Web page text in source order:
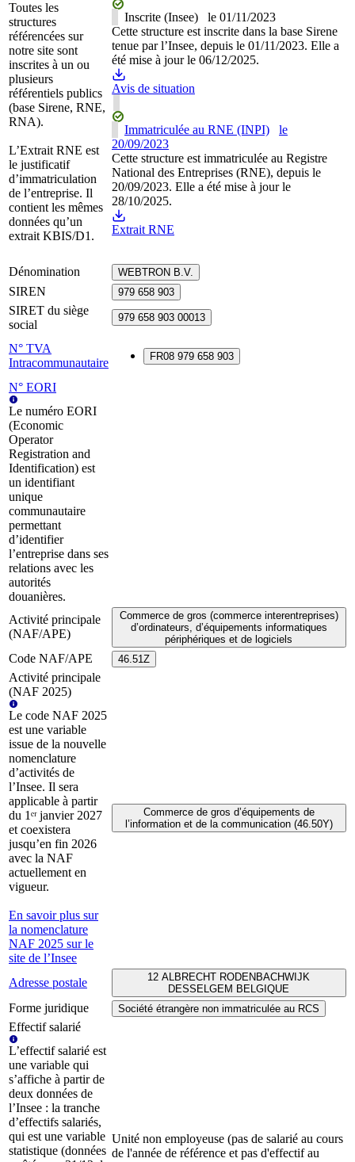
Toutes les
structures
référencées sur
notre site sont
inscrites à un ou
plusieurs
référentiels publics
(base Sirene, RNE,
RNA).
L’Extrait RNE est
le justificatif
d’immatriculation
de l’entreprise. Il
contient les mêmes
données qu’un
extrait KBIS/D1.
Inscrite (Insee) le 01/11/2023
Cette structure est inscrite dans la base Sirene
tenue par l’Insee, depuis le 01/11/2023. Elle a
été mise à jour le 06/12/2025.
Avis de situation
Immatriculée au RNE (INPI)
le
20/09/2023
Cette structure est immatriculée au Registre
National des Entreprises (RNE), depuis le
20/09/2023. Elle a été mise à jour le
28/10/2025.
Extrait RNE
Dénomination WEBTRON B.V.
SIREN 979 658 903
SIRET du siège
social
979 658 903 00013
N° TVA
Intracommunautaire
FR08 979 658 903
N° EORI
Le numéro EORI
(Economic
Operator
Registration and
Identification) est
un identifiant
unique
communautaire
permettant
d’identifier
l’entreprise dans ses
relations avec les
autorités
douanières.
Activité principale
(NAF/APE)
Commerce de gros (commerce interentreprises)
d’ordinateurs, d’équipements informatiques
périphériques et de logiciels
Code NAF/APE 46.51Z
Activité principale
(NAF 2025)
Le code NAF 2025
est une variable
issue de la nouvelle
nomenclature
d’activités de
l’Insee. Il sera
applicable à partir
du 1ᵉʳ janvier 2027
et coexistera
jusqu’en fin 2026
avec la NAF
actuellement en
vigueur.
En savoir plus sur
la nomenclature
NAF 2025 sur le
site de l’Insee
Commerce de gros d’équipements de
l’information et de la communication (46.50Y)
Adresse postale
12 ALBRECHT RODENBACHWIJK
DESSELGEM BELGIQUE
Forme juridique Société étrangère non immatriculée au RCS
Effectif salarié
L’effectif salarié est
une variable qui
s’affiche à partir de
deux données de
l’Insee : la tranche
d’effectifs salariés,
qui est une variable
statistique (données
Unité non employeuse (pas de salarié au cours
de l'année de référence et pas d'effectif au